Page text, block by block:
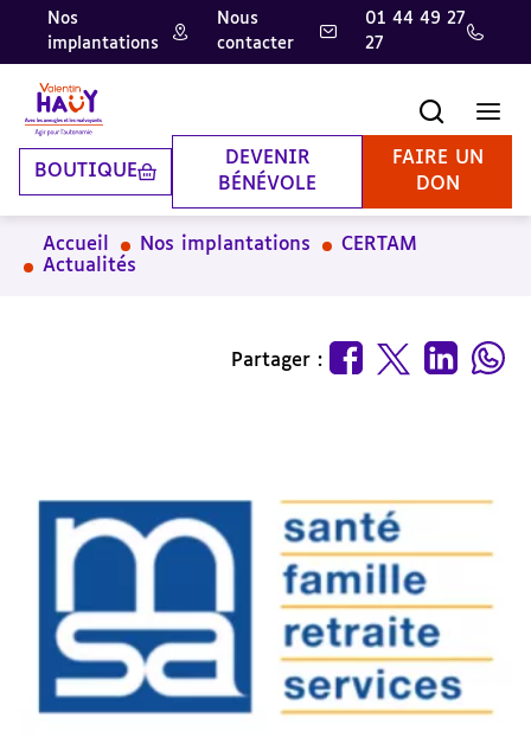
Aller
contenu
principal
Aller
pied
de
page
Aller
la
recherche
Nos
implantations
Nous
contacter
01 44 49 27
27
BOUTIQUE
DEVENIR
BÉNÉVOLE
FAIRE UN
DON
Accueil Nos implantations
CERTAM
Actualités
Partager :